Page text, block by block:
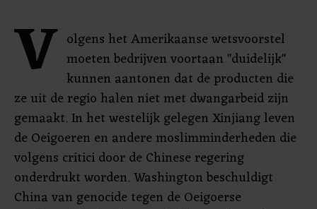
V olgens het Amerikaanse wetsvoorstel
moeten bedrijven voortaan "duidelijk"
kunnen aantonen dat de producten die
ze uit de regio halen niet met dwangarbeid zijn
gemaakt. In het westelijk gelegen Xinjiang leven
de Oeigoeren en andere moslimminderheden die
volgens critici door de Chinese regering
onderdrukt worden. Washington beschuldigt
China van genocide tegen de Oeigoerse